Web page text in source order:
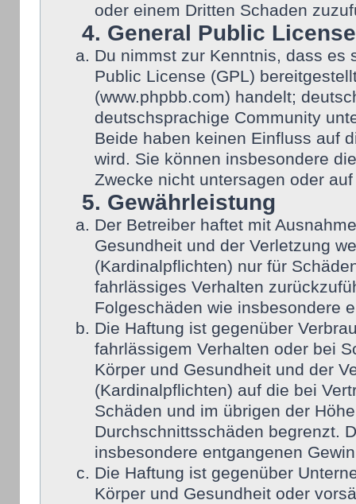
oder einem Dritten Schaden
4. General Public License
Du nimmst zur Kenntnis, dass es
Public License (GPL)
(www.phpbb.com) handelt;
deutschsprachige Community
Beide haben keinen Einfluss auf
wird. Sie können insbesondere
Zwecke nicht untersagen oder
5. Gewährleistung
Der Betreiber haftet mit
Gesundheit und der Verletzung
(Kardinalpflichten) nur für
fahrlässiges Verhalten
Folgeschäden wie insbesondere
Die Haftung ist gegenüber
fahrlässigem Verhalten oder bei
Körper und Gesundheit und der
(Kardinalpflichten) auf die bei
Schäden und im übrigen der
Durchschnittsschäden begrenzt.
insbesondere entgangenen
Die Haftung ist gegenüber
Körper und Gesundheit oder